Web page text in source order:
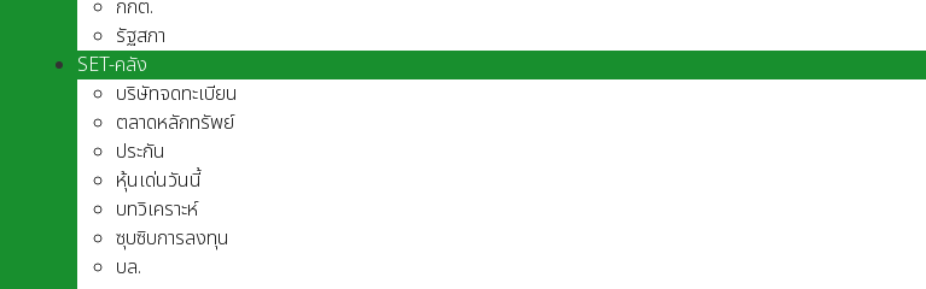
กกต.
รัฐสภา
SET-คลัง
บริษัทจดทะเบียน
ตลาดหลักทรัพย์
ประกัน
หุ้นเด่นวันนี้
บทวิเคราะห์
ซุบซิบการลงทุน
บล.